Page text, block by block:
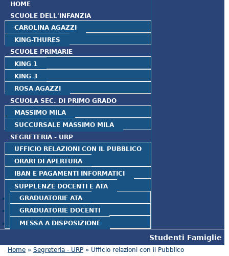
HOME
SCUOLE DELL'INFANZIA
CAROLINA AGAZZI
KING-THURES
SCUOLE PRIMARIE
KING 1
KING 3
ROSA AGAZZI
SCUOLA SEC. DI PRIMO GRADO
MASSIMO MILA
SUCCURSALE MASSIMO MILA
SEGRETERIA - URP
UFFICIO RELAZIONI CON IL PUBBLICO
ORARI DI APERTURA
IBAN E PAGAMENTI INFORMATICI
SUPPLENZE DOCENTI E ATA
GRADUATORIE ATA
GRADUATORIE DOCENTI
MESSA A DISPOSIZIONE
Famiglie
Studenti
Home » Segreteria - URP » Ufficio relazioni con il Pubblico